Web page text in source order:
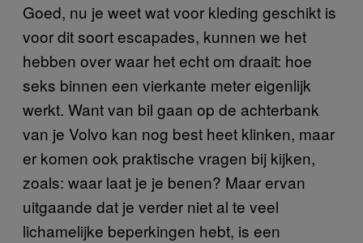
Goed, nu je weet wat voor kleding geschikt is
voor dit soort escapades, kunnen we het
hebben over waar het echt om draait: hoe
seks binnen een vierkante meter eigenlijk
werkt. Want van bil gaan op de achterbank
van je Volvo kan nog best heet klinken, maar
er komen ook praktische vragen bij kijken,
zoals: waar laat je je benen? Maar ervan
uitgaande dat je verder niet al te veel
lichamelijke beperkingen hebt, is een